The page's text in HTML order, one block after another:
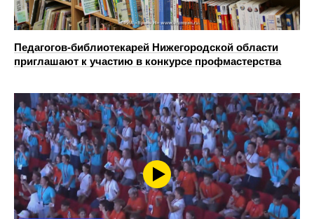
Педагогов-библиотекарей Нижегородской области
приглашают к участию в конкурсе профмастерства